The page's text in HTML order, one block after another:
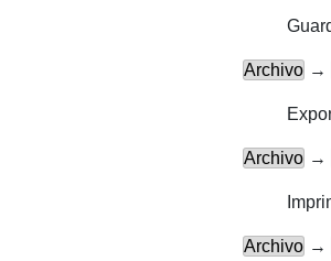
Archivo →
Archivo →
Archivo →